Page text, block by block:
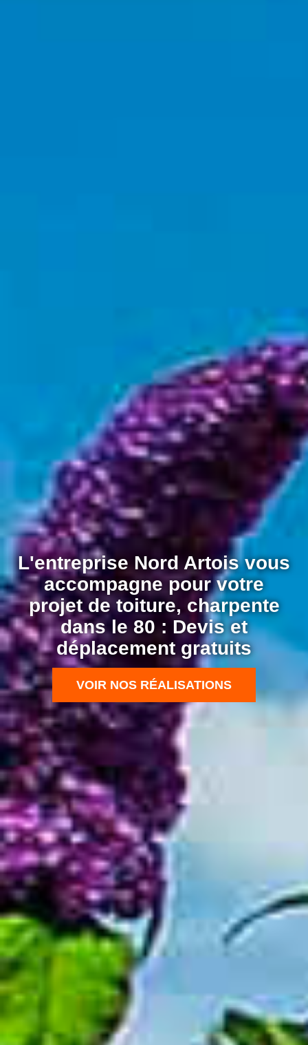
L'entreprise Nord Artois vous
accompagne pour votre
projet de toiture, charpente
dans le 80 : Devis et
déplacement gratuits
VOIR NOS RÉALISATIONS